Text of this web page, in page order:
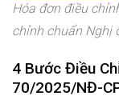
Hóa đơn điều
chỉnh chuẩn Nghị
4 Bước Điều
70/2025/NĐ-